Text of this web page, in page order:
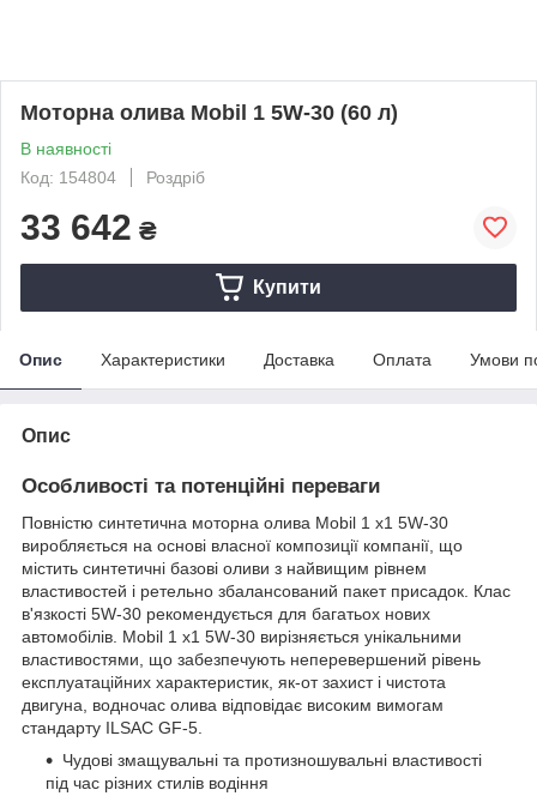
Моторна олива Mobil 1 5W-30 (60 л)
В наявності
Код: 154804
Роздріб
33 642 ₴
Купити
Опис Характеристики Доставка Оплата Умови
Опис
Особливості та потенційні переваги
Повністю синтетична моторна олива Mobil 1 x1 5W-30
виробляється на основі власної композиції компанії, що
містить синтетичні базові оливи з найвищим рівнем
властивостей і ретельно збалансований пакет присадок. Клас
в'язкості 5W-30 рекомендується для багатьох нових
автомобілів. Mobil 1 x1 5W-30 вирізняється унікальними
властивостями, що забезпечують неперевершений рівень
експлуатаційних характеристик, як-от захист і чистота
двигуна, водночас олива відповідає високим вимогам
стандарту ILSAC GF-5.
Чудові змащувальні та протизношувальні властивості
під час різних стилів водіння